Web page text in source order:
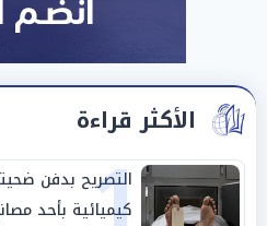
الأكثر قراءة
التصريح بدفن
كيميائية بأحد